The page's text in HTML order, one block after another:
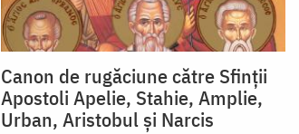
Canon de rugăciune către Sfinţii
Apostoli Apelie, Stahie, Amplie,
Urban, Aristobul şi Narcis